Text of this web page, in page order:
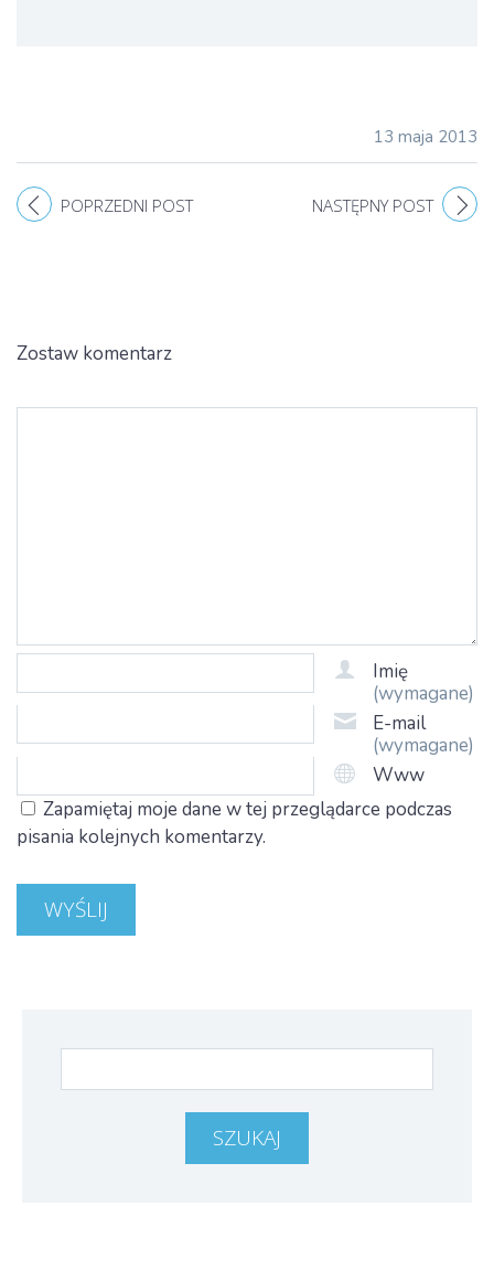
13 maja 2013
POPRZEDNI POST NASTĘPNY POST
Zostaw komentarz
Imię
(wymagane)
E-mail
(wymagane)
Www
Zapamiętaj moje dane w tej przeglądarce podczas
pisania kolejnych komentarzy.